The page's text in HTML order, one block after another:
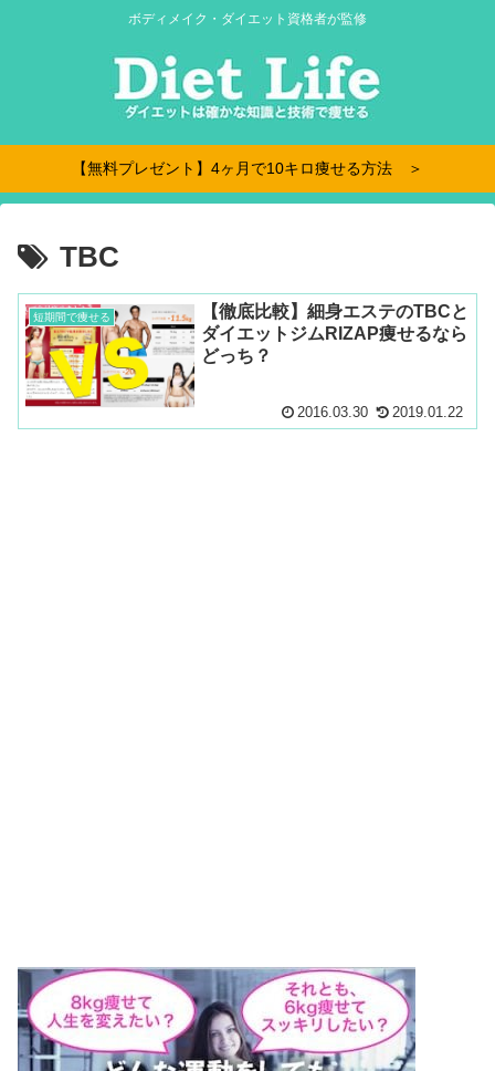
ボディメイク・ダイエット資格者が監修
【無料プレゼント】4ヶ月で10キロ痩せる方法 ＞
TBC
短期間で痩せる
【徹底比較】細身エステのTBCと
ダイエットジムRIZAP痩せるなら
どっち？
2016.03.30 2019.01.22